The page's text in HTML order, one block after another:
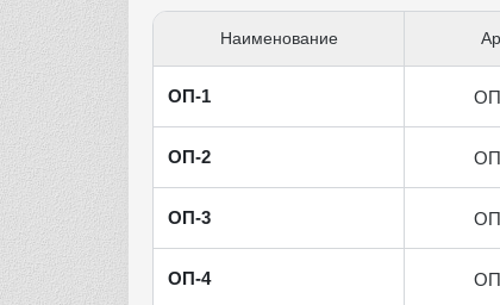
Наименование
ОП-1
ОП-2
ОП-3
ОП-4